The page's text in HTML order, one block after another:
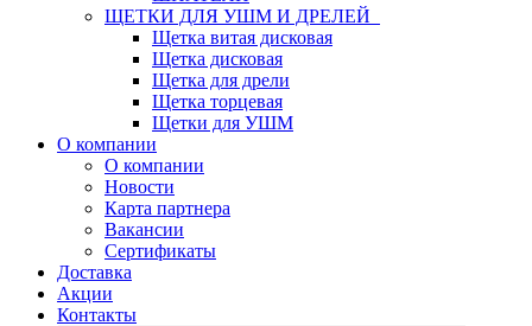
ЩЕТКИ ДЛЯ УШМ И ДРЕЛЕЙ
Щетка витая дисковая
Щетка дисковая
Щетка для дрели
Щетка торцевая
Щетки для УШМ
О компании
О компании
Новости
Карта партнера
Вакансии
Сертификаты
Доставка
Акции
Контакты